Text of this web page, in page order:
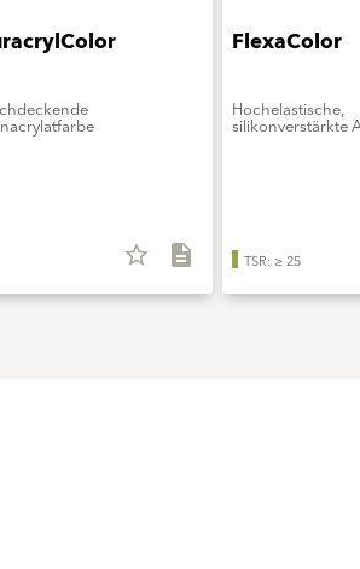
star_border description
FlexaColor
Hochelastische,
silikonverstärkte
TSR: ≥ 25